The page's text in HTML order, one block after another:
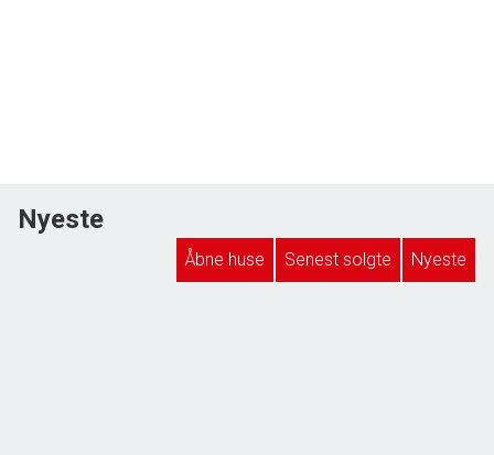
Nyeste
Åbne huse Senest solgte Nyeste